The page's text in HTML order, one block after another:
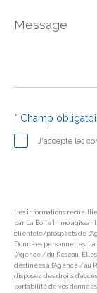
Message
J'accepte les
* Champ
Les informations
par La Boite Immo
clientèle/prospects de
Données personnelles.
l'Agence / du Réseau.
destinées à l'Agence / au
disposez des droits
portabilité de vos